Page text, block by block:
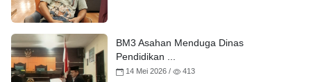
BM3 Asahan Menduga Dinas
Pendidikan ...
14 Mei 2026 / 413